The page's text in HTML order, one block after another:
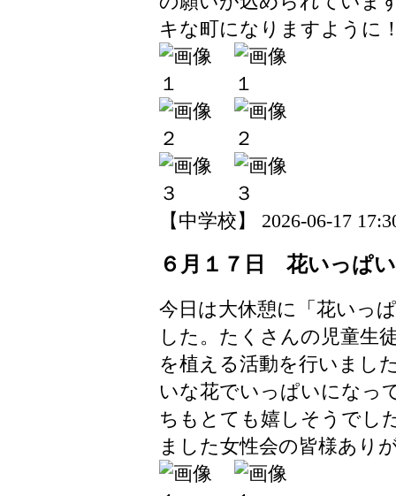
キな町になりますように
【中学校】 2026-06-17
６月１７日 花いっぱ
今日は大休憩に「花いっ
した。たくさんの児童生
を植える活動を行いまし
いな花でいっぱいになっ
ちもとても嬉しそうでし
ました女性会の皆様あり